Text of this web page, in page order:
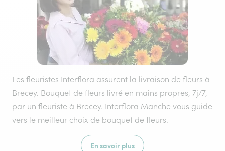
Les fleuristes Interflora assurent la livraison de fleurs à
Brecey. Bouquet de fleurs livré en mains propres, 7j/7,
par un fleuriste à Brecey. Interflora Manche vous guide
vers le meilleur choix de bouquet de fleurs.
En savoir plus